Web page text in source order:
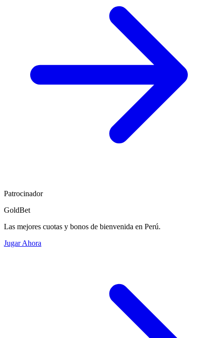
Patrocinador
GoldBet
Las mejores cuotas y bonos de bienvenida en Perú.
Jugar Ahora